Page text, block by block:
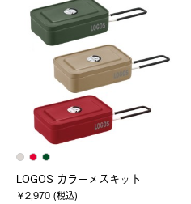
LOGOS カラーメスキット
￥2,970 (税込)